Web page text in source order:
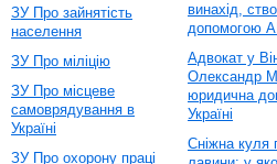
ЗУ Про зайнятість
населення
ЗУ Про міліцію
ЗУ Про місцеве
самоврядування в
Україні
ЗУ Про охорону праці
винахід,
допомогою
Адвокат у
Олександр
юридична
Україні
Сніжна куля